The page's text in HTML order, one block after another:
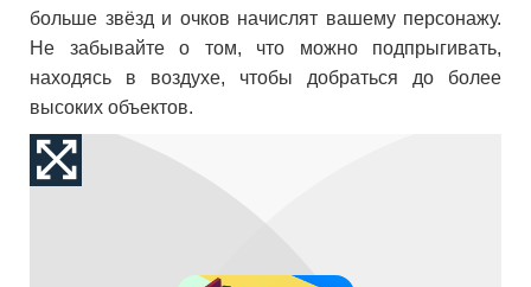
больше звёзд и очков начислят вашему персонажу.
Не забывайте о том, что можно подпрыгивать,
находясь в воздухе, чтобы добраться до более
высоких объектов.